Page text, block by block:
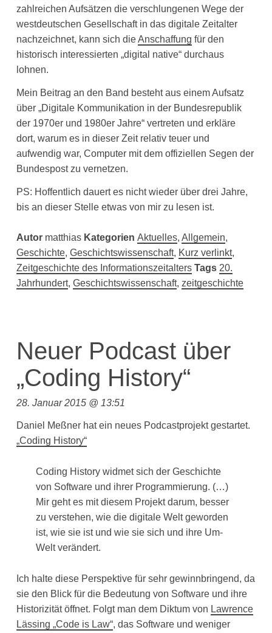
zahlreichen Aufsätzen die verschlungenen Wege der
westdeutschen Gesellschaft in das digitale Zeitalter
nachzeichnet, kann sich dieAnschaffung für den
historisch interessierten „digital native“ durchaus
lohnen.
Mein Beitrag an den Band besteht aus einem Aufsatz
über „Digitale Kommunikation in der Bundesrepublik
der 1970er und 1980er Jahre“ vertreten und erkläre
dort, warum es in dieser Zeit relativ teuer und
aufwendig war, Computer mit dem offiziellen Segen der
Bundespost zu vernetzen.
PS: Hoffentlich dauert es nicht wieder über drei Jahre,
bis an dieser Stelle etwas von mir zu lesen ist.
Autor matthias Kategorien Aktuelles, Allgemein,
Geschichte, Geschichtswissenschaft, Kurz verlinkt,
Zeitgeschichte des Informationszeitalters Tags 20.
Jahrhundert, Geschichtswissenschaft, zeitgeschichte
Neuer Podcast über
„Coding History“
28. Januar 2015 @ 13:51
Daniel Meßner hat ein neues Podcastprojekt gestartet.
„Coding History“
Coding History widmet sich der Geschichte
von Software und ihrer Programmierung. (…)
Mir geht es mit diesem Projekt darum, besser
zu verstehen, wie die digitale Welt geworden
ist, wie sie ist und wie sie sich und ihre Um-
Welt verändert.
Ich halte diese Perspektive für sehr gewinnbringend, da
sie den Blick für die Bedeutung von Software und ihre
Historizität öffnet. Folgt man dem Diktum von Lawrence
Lässing „Code is Law“, das Software und weniger